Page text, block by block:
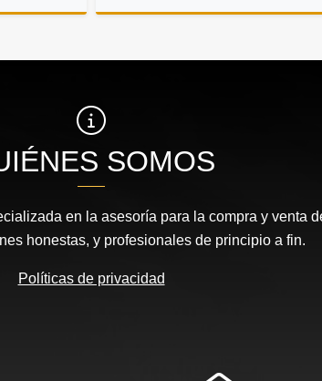
$3.000.000
SOMOS
en la asesoría para la compra y venta
honestas, y profesionales de principio a fin.
Políticas de privacidad